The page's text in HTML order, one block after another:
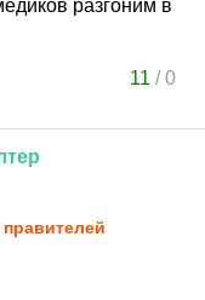
разгоним в
11 /0